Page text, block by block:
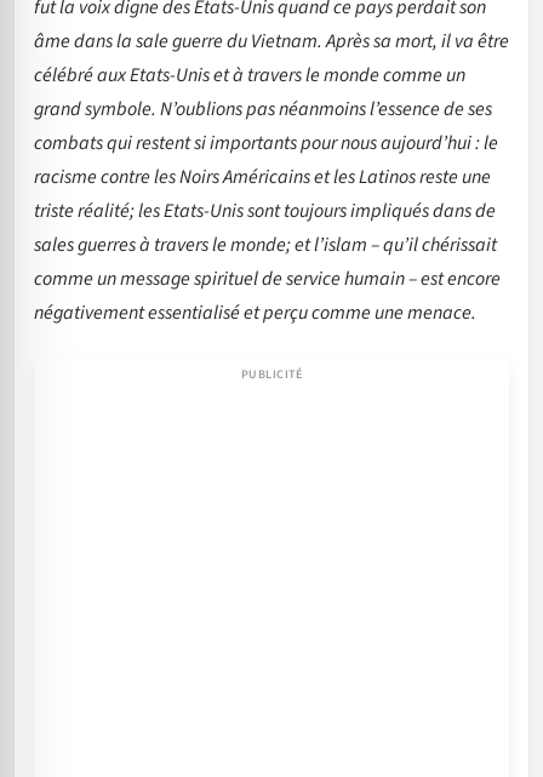
fut la voix digne des Etats-Unis quand ce pays perdait son
âme dans la sale guerre du Vietnam. Après sa mort, il va être
célébré aux Etats-Unis et à travers le monde comme un
grand symbole. N’oublions pas néanmoins l’essence de ses
combats qui restent si importants pour nous aujourd’hui : le
racisme contre les Noirs Américains et les Latinos reste une
triste réalité; les Etats-Unis sont toujours impliqués dans de
sales guerres à travers le monde; et l’islam – qu’il chérissait
comme un message spirituel de service humain – est encore
négativement essentialisé et perçu comme une menace.